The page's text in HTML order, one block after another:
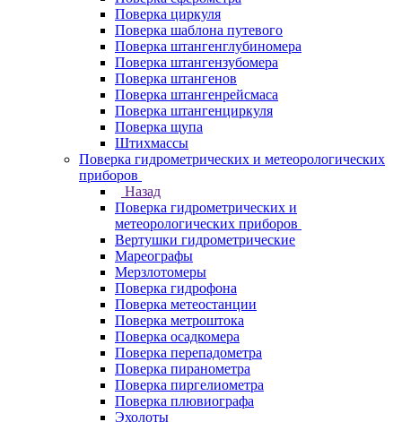
Поверка циркуля
Поверка шаблона путевого
Поверка штангенглубиномера
Поверка штангензубомера
Поверка штангенов
Поверка штангенрейсмаса
Поверка штангенциркуля
Поверка щупа
Штихмассы
Поверка гидрометрических и метеорологических
приборов
Назад
Поверка гидрометрических и
метеорологических приборов
Вертушки гидрометрические
Мареографы
Мерзлотомеры
Поверка гидрофона
Поверка метеостанции
Поверка метроштока
Поверка осадкомера
Поверка перепадометра
Поверка пиранометра
Поверка пиргелиометра
Поверка плювиографа
Эхолоты